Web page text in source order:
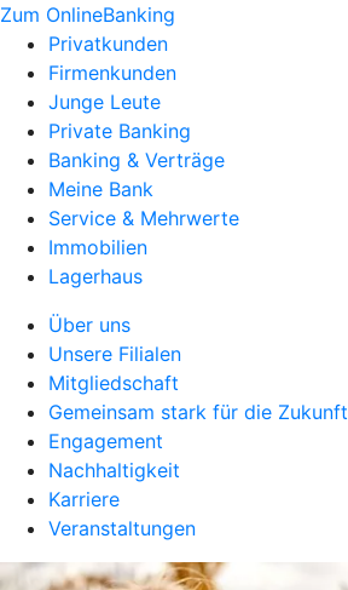
Zum OnlineBanking
Privatkunden
Firmenkunden
Junge Leute
Private Banking
Banking & Verträge
Meine Bank
Service & Mehrwerte
Immobilien
Lagerhaus
Über uns
Unsere Filialen
Mitgliedschaft
Gemeinsam stark für die Zukunft
Engagement
Nachhaltigkeit
Karriere
Veranstaltungen